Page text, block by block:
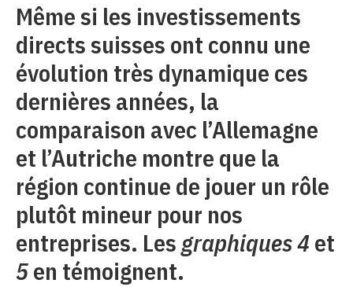
Même si les investissements
directs suisses ont connu une
évolution très dynamique ces
dernières années, la
comparaison avec l’Allemagne
et l’Autriche montre que la
région continue de jouer un rôle
plutôt mineur pour nos
entreprises. Les graphiques 4et
5en témoignent.